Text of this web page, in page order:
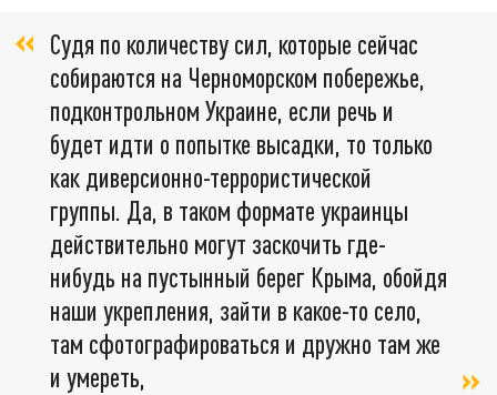
Судя по количеству сил, которые сейчас
собираются на Черноморском побережье,
подконтрольном Украине, если речь и
будет идти о попытке высадки, то только
как диверсионно-террористической
группы. Да, в таком формате украинцы
действительно могут заскочить где-
нибудь на пустынный берег Крыма, обойдя
наши укрепления, зайти в какое-то село,
там сфотографироваться и дружно там же
и умереть,